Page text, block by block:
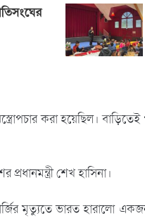
করা হয়েছিল।
শেখ হাসিনা।
মৃত্যুতে ভারত হারালো